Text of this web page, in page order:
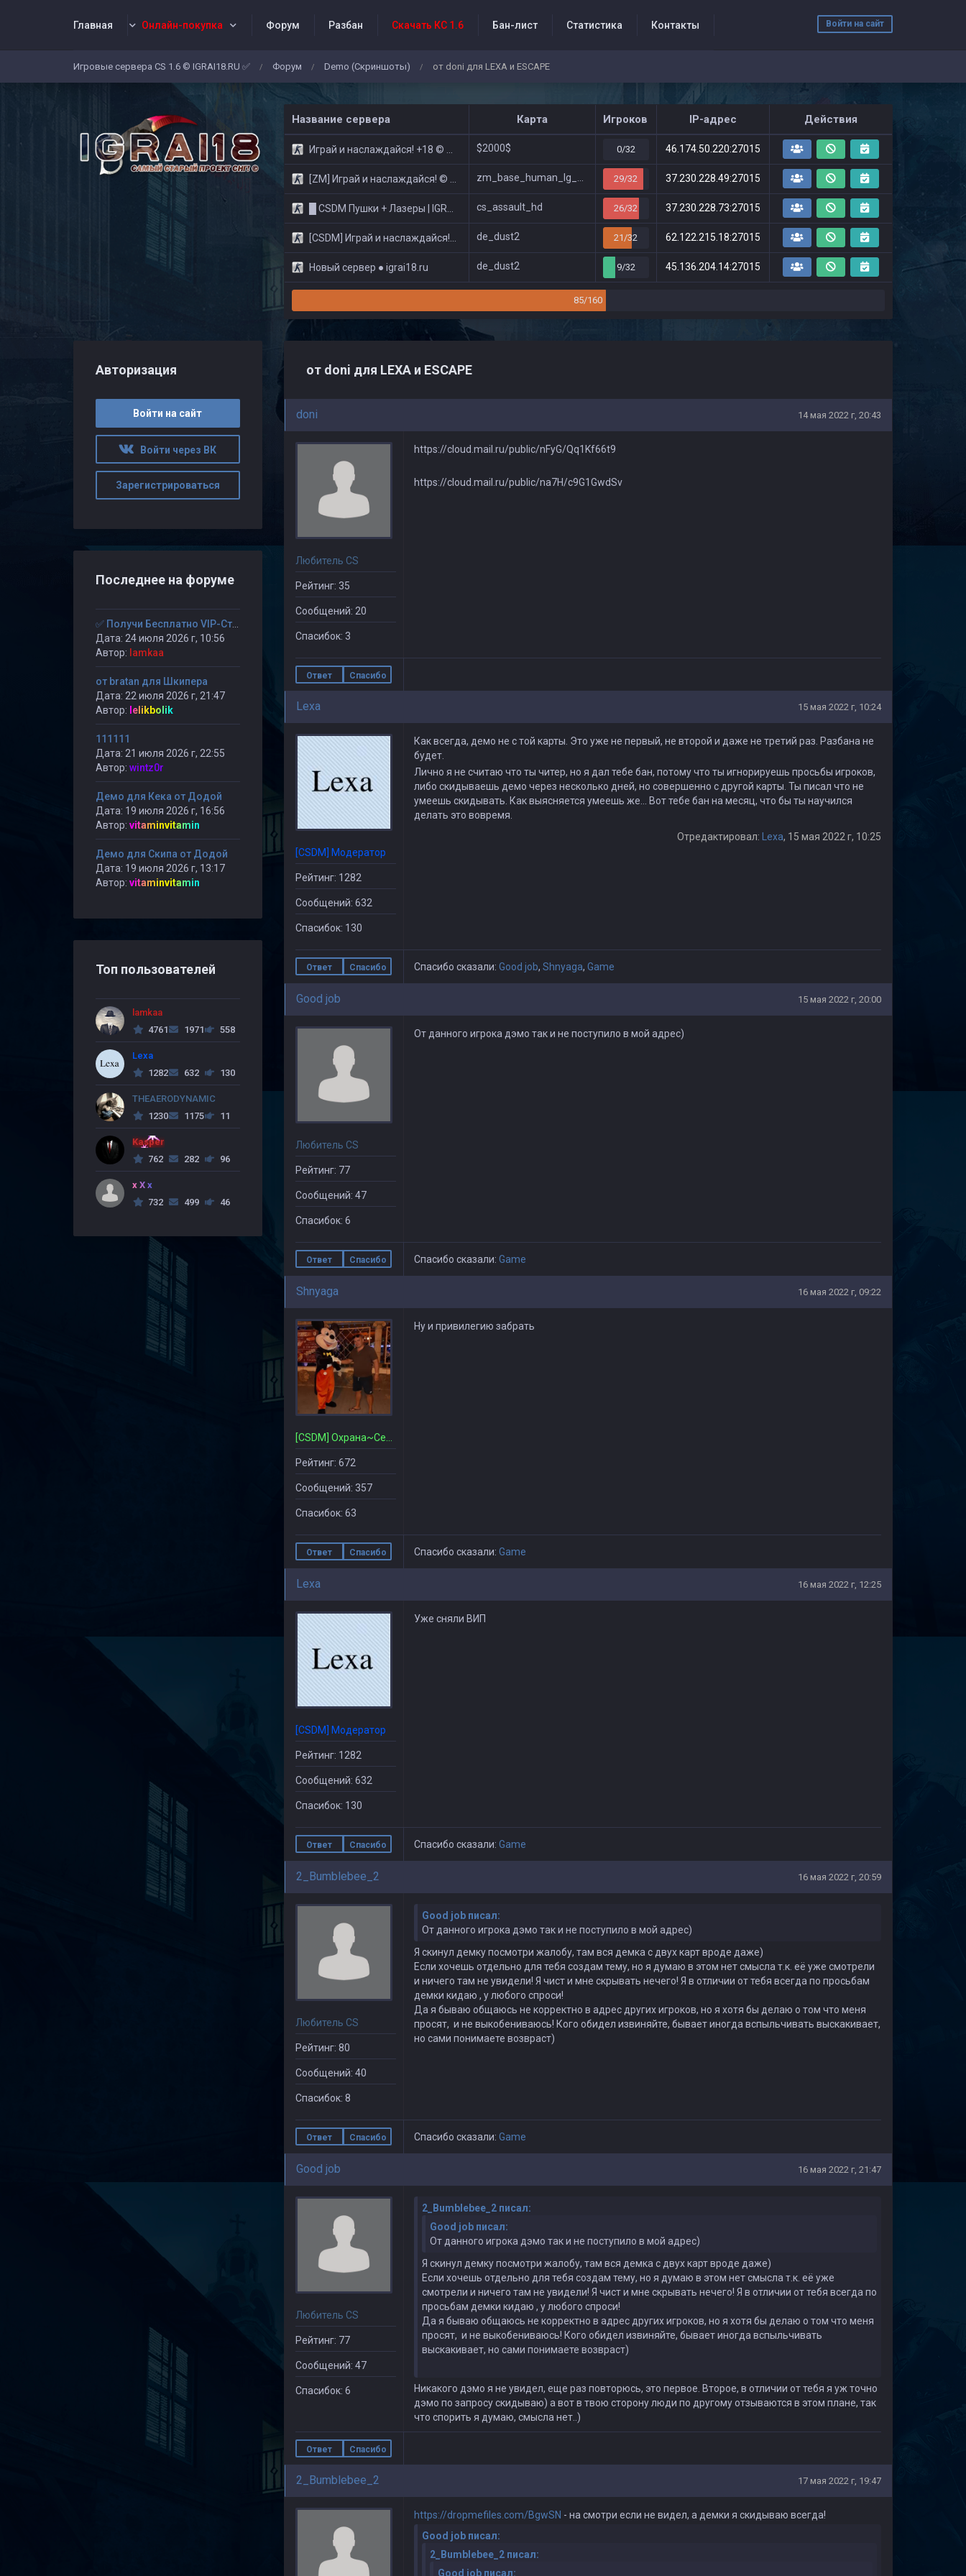
Войти на сайт
Главная Онлайн-покупка Форум Разбан Скачать КС 1.6 Бан-лист Статистика Контакты
События проекта
Игровые сервера CS 1.6 © IGRAI18.RU ✅ / Форум / Demo (Скриншоты) / от doni для LEXA и ESCAPE
Название сервера Карта Игроков IP-адрес Действия
Играй и наслаждайся! +18 © Public $2000$ 0/32 46.174.50.220:27015
[ZM] Играй и наслаждайся! © Zombie Show 29/32 37.230.228.49:27015
█ CSDM Пушки + Лазеры | IGRAI18.RU ツ █ cs_assault_hd 26/32 37.230.228.73:27015
[CSDM] Играй и наслаждайся! © Classic de_dust2 21/32 62.122.215.18:27015
Новый сервер ● igrai18.ru de_dust2 9/32 45.136.204.14:27015
85/160
от doni для LEXA и ESCAPE
doni 14 мая 2022 г, 20:43
Любитель CS
Рейтинг: 35
Сообщений: 20
Спасибок: 3
https://cloud.mail.ru/public/nFyG/Qq1Kf66t9
https://cloud.mail.ru/public/na7H/c9G1GwdSv
Ответ Спасибо
Lexa 15 мая 2022 г, 10:24
[CSDM] Модератор
Рейтинг: 1282
Сообщений: 632
Спасибок: 130
Как всегда, демо не с той карты. Это уже не первый, не второй и даже не третий раз. Разбана не
будет.
Лично я не считаю что ты читер, но я дал тебе бан, потому что ты игнорируешь просьбы игроков,
либо скидываешь демо через несколько дней, но совершенно с другой карты. Ты писал что не
умеешь скидывать. Как выясняется умеешь же... Вот тебе бан на месяц, что бы ты научился
делать это вовремя.
Отредактировал:
Lexa, 15 мая 2022 г, 10:25
Ответ Спасибо Спасибо сказали: Good job, Shnyaga, Game
Good job 15 мая 2022 г, 20:00
Любитель CS
Рейтинг: 77
Сообщений: 47
Спасибок: 6
От данного игрока дэмо так и не поступило в мой адрес)
Ответ Спасибо Спасибо сказали: Game
Shnyaga 16 мая 2022 г, 09:22
Рейтинг: 672
Сообщений: 357
Спасибок: 63
Ну и привилегию забрать
Ответ Спасибо Спасибо сказали: Game
Lexa 16 мая 2022 г, 12:25
[CSDM] Модератор
Рейтинг: 1282
Сообщений: 632
Спасибок: 130
Уже сняли ВИП
Ответ Спасибо Спасибо сказали: Game
2_Bumblebee_2 16 мая 2022 г, 20:59
Любитель CS
Рейтинг: 80
Сообщений: 40
Спасибок: 8
Good job писал:
От данного игрока дэмо так и не поступило в мой адрес)
Я скинул демку посмотри жалобу, там вся демка с двух карт вроде даже)
Если хочешь отдельно для тебя создам тему, но я думаю в этом нет смысла т.к. её уже смотрели
и ничего там не увидели! Я чист и мне скрывать нечего! Я в отличии от тебя всегда по просьбам
демки кидаю , у любого спроси!
Да я бываю общаюсь не корректно в адрес других игроков, но я хотя бы делаю о том что меня
просят, и не выкобениваюсь! Кого обидел извиняйте, бывает иногда вспыльчивать выскакивает,
но сами понимаете возвраст)
Ответ Спасибо Спасибо сказали: Game
Good job 16 мая 2022 г, 21:47
Любитель CS
Рейтинг: 77
Сообщений: 47
Спасибок: 6
2_Bumblebee_2 писал:
Good job писал:
От данного игрока дэмо так и не поступило в мой адрес)
Я скинул демку посмотри жалобу, там вся демка с двух карт вроде даже)
Если хочешь отдельно для тебя создам тему, но я думаю в этом нет смысла т.к. её уже
смотрели и ничего там не увидели! Я чист и мне скрывать нечего! Я в отличии от тебя всегда по
просьбам демки кидаю , у любого спроси!
Да я бываю общаюсь не корректно в адрес других игроков, но я хотя бы делаю о том что меня
просят, и не выкобениваюсь! Кого обидел извиняйте, бывает иногда вспыльчивать
выскакивает, но сами понимаете возвраст)
Никакого дэмо я не увидел, еще раз повторюсь, это первое. Второе, в отличии от тебя я уж точно
дэмо по запросу скидываю) а вот в твою сторону люди по другому отзываются в этом плане, так
что спорить я думаю, смысла нет..)
Ответ Спасибо
2_Bumblebee_2 17 мая 2022 г, 19:47
https://dropmefiles.com/BgwSN - на смотри если не видел, а демки я скидываю всегда!
Good job писал:
2_Bumblebee_2 писал:
Good job писал:
Авторизация
Войти на сайт
Войти через ВК
Зарегистрироваться
Последнее на форуме
Дата: 24 июля 2026 г, 10:56
Автор: lamkaa
от bratan для Шкипера
Дата: 22 июля 2026 г, 21:47
Автор: lelikbolik
111111
Дата: 21 июля 2026 г, 22:55
Автор: wintz0r
Демо для Кека от Додой
Дата: 19 июля 2026 г, 16:56
Автор: vitaminvitamin
Демо для Скипа от Додой
Дата: 19 июля 2026 г, 13:17
Автор: vitaminvitamin
Топ пользователей
lamkaa
4761
1971 558
Lexa
1282
632 130
THEAERODYNAMIC
1230
1175 11
Kasper
762
282 96
x X x
732
499 46